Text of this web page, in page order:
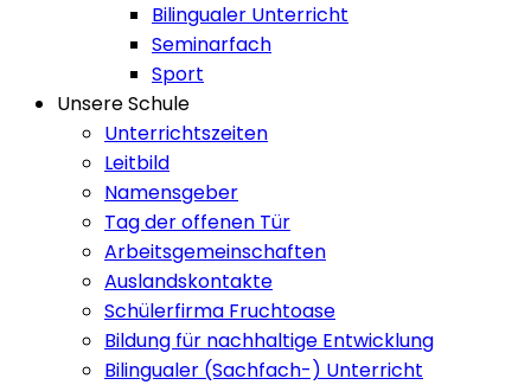
Bilingualer Unterricht
Seminarfach
Sport
Unsere Schule
Unterrichtszeiten
Leitbild
Namensgeber
Tag der offenen Tür
Arbeitsgemeinschaften
Auslandskontakte
Schülerfirma Fruchtoase
Bildung für nachhaltige Entwicklung
Bilingualer (Sachfach-) Unterricht